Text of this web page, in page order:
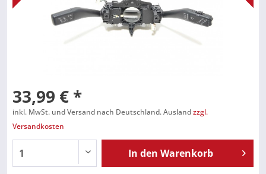
33,99 € *
inkl. MwSt. und Versand nach Deutschland. Auslandzzgl.
Versandkosten
In den Warenkorb